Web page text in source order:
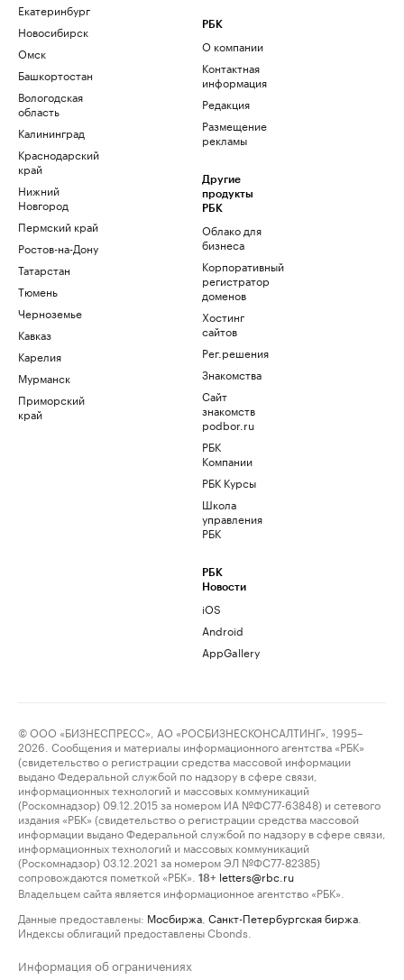
Екатеринбург
Новосибирск
Омск
Башкортостан
Вологодская
область
Калининград
Краснодарский
край
Нижний
Новгород
Пермский край
Ростов-на-Дону
Татарстан
Тюмень
Черноземье
Кавказ
Карелия
Мурманск
Приморский
край
РБК
О компании
Контактная
информация
Редакция
Размещение
рекламы
Другие
продукты
РБК
Облако для
бизнеса
Корпоративный
регистратор
доменов
Хостинг
сайтов
Рег.решения
Знакомства
Сайт
знакомств
podbor.ru
РБК
Компании
РБК Курсы
Школа
управления
РБК
РБК
Новости
iOS
Android
AppGallery
© ООО «БИЗНЕСПРЕСС», АО «РОСБИЗНЕСКОНСАЛТИНГ», 1995–
2026. Сообщения и материалы информационного агентства «РБК»
(свидетельство о регистрации средства массовой информации
выдано Федеральной службой по надзору в сфере связи,
информационных технологий и массовых коммуникаций
(Роскомнадзор) 09.12.2015 за номером ИА №ФС77-63848) и сетевого
издания «РБК» (свидетельство о регистрации средства массовой
информации выдано Федеральной службой по надзору в сфере связи,
информационных технологий и массовых коммуникаций
(Роскомнадзор) 03.12.2021 за номером ЭЛ №ФС77-82385)
сопровождаются пометкой «РБК».
18+ letters@rbc.ru
Владельцем сайта является информационное агентство «РБК».
Данные предоставлены: Мосбиржа Санкт-Петербургская биржа
Индексы облигаций предоставлены Cbonds.
Информация об ограничениях